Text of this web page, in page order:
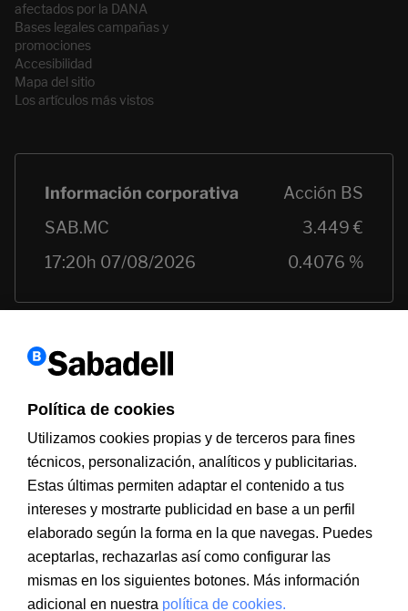
afectados por la DANA
Bases legales campañas y
promociones
Accesibilidad
Mapa del sitio
Los artículos más vistos
Información a clientesPSD2
MIFIDDocumentación PRIIPS
Aviso legalPolítica de cookies
Seguridad Atención al cliente
Política de cookies
Utilizamos cookies propias y de terceros para fines
técnicos, personalización, analíticos y publicitarias.
Estas últimas permiten adaptar el contenido a tus
intereses y mostrarte publicidad en base a un perfil
elaborado según la forma en la que navegas. Puedes
aceptarlas, rechazarlas así como configurar las
mismas en los siguientes botones. Más información
adicional en nuestra política de cookies.